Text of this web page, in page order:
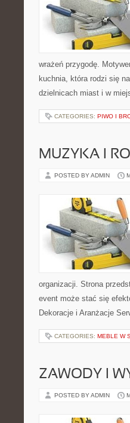
wrażeń przygodę.
kuchnia, która rodzi się
dzielnicach miast i w
CATEGORIES: PIWO I
MUZYKA I
POSTED BY ADMIN
organizacji. Strona
event może stać się
Dekoracje i Aranżacje
CATEGORIES: MEBLE W
ZAWODY I
POSTED BY ADMIN